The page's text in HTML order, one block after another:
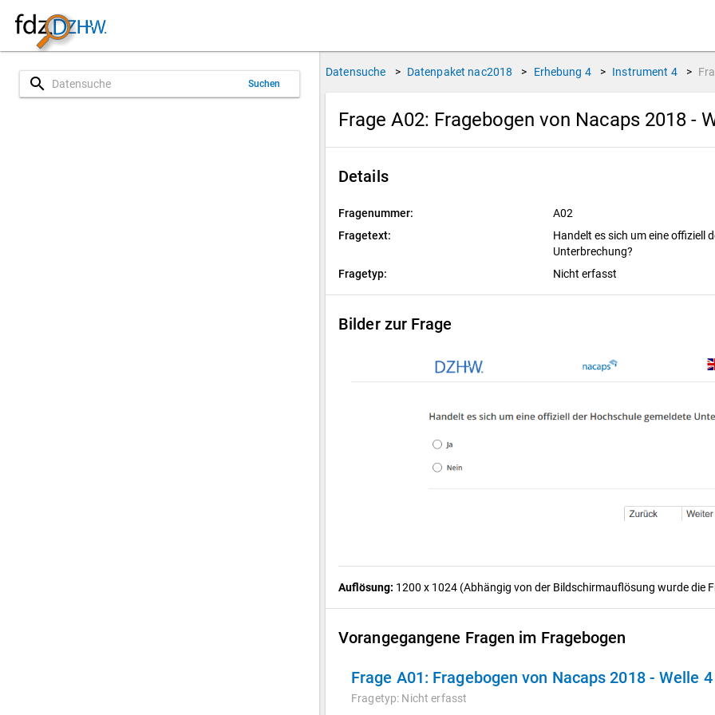
search Suchen
Datensuche > Datenpaket nac2018 > Erhebung 4 > Instrument 4 >
Frage A02: Fragebogen von Nacaps 2018 -
Details
Fragenummer:
A02
Fragetext:
Handelt es sich um eine offiziell
Unterbrechung?
Fragetyp:
Nicht erfasst
Bilder zur Frage
Auflösung: 1200 x 1024 (Abhängig von der Bildschirmauflösung wurde die
Vorangegangene Fragen im Fragebogen
Frage A01: Fragebogen von Nacaps 2018 - Welle 4
Fragetyp: Nicht erfasst